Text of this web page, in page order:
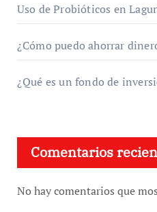
Uso de Probióticos en
¿Cómo puedo ahorrar
¿Qué es un fondo de
Comentarios
No hay comentarios que